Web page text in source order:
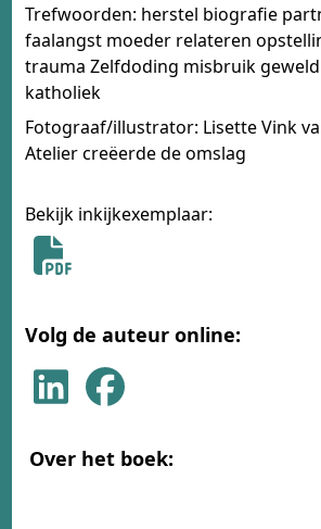
Trefwoorden: herstel biografie
faalangst moeder relateren
trauma Zelfdoding misbruik
katholiek
Fotograaf/illustrator: Lisette Vink
Atelier creëerde de omslag
Bekijk inkijkexemplaar:
Volg de auteur online:
Over het boek: